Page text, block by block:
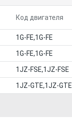
Код двигателя
1G-FE,1G-FE
1G-FE,1G-FE
1JZ-FSE,1JZ-FSE
1JZ-GTE,1JZ-GTE